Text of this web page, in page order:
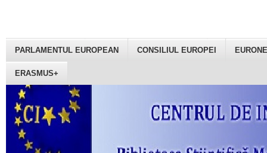
PARLAMENTUL EUROPEAN CONSILIUL EUROPEI
ERASMUS+